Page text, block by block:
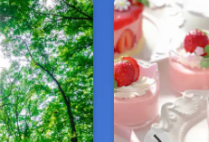
日本各地
景色に癒